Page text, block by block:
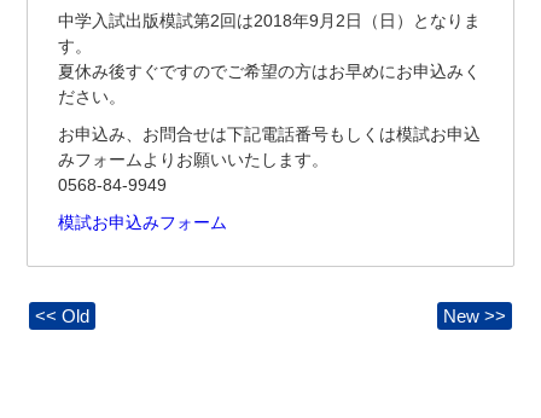
中学入試出版模試第2回は2018年9月2日（日）となりま
す。
夏休み後すぐですのでご希望の方はお早めにお申込みく
ださい。
お申込み、お問合せは下記電話番号もしくは模試お申込
みフォームよりお願いいたします。
0568-84-9949
模試お申込みフォーム
<< Old New >>